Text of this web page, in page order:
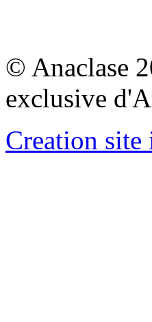
© Anaclase
exclusive
Creation